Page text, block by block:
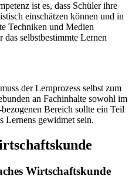
ist es, dass Schüler ihre
einschätzen können und in
Techniken und Medien
selbstbestimmte Lernen
der Lernprozess selbst zum
an Fachinhalte sowohl im
Bereich sollte ein Teil
Lernens gewidmet sein.
Wirtschaftskunde